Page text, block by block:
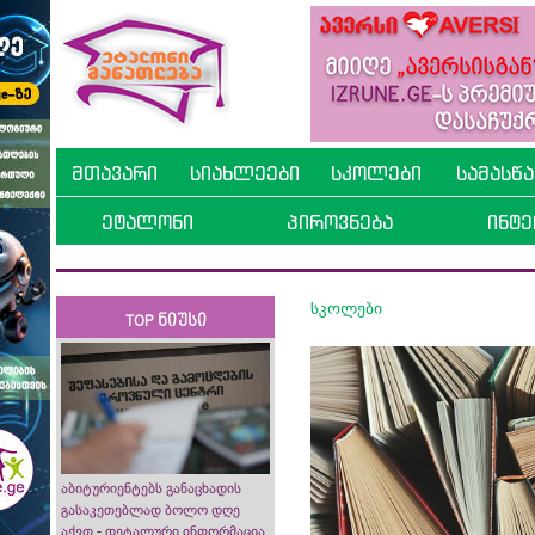
მთავარი სიახლეები სკოლები
ეტალონი პიროვნება
TOP ნიუსი
აბიტურიენტებს განაცხადის
გასაკეთებლად ბოლო დღე
აქვთ - დეტალური ინფორმაცია
სკოლები